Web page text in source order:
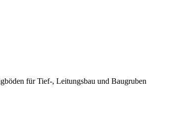
für Tief-, Leitungsbau und Baugruben